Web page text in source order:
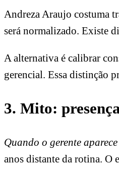
Andreza Araujo costuma
será normalizado. Existe
A alternativa é calibrar
gerencial. Essa distinção
3. Mito:
Quando o gerente
anos distante da rotina. O